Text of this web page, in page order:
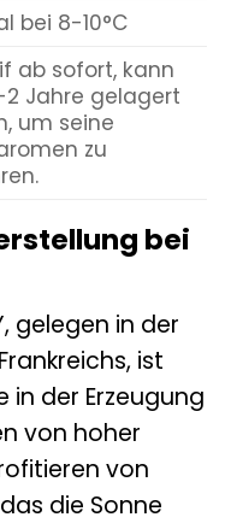
bei 8-10°C
ab sofort, kann
2 Jahre gelagert
um seine
zu
bei
gelegen in der
ist
in der Erzeugung
von hoher
von
die Sonne